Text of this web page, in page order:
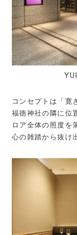
コンセプトは「寛
福徳神社の隣に位
ロア全体の照度を
心の雑踏から抜け